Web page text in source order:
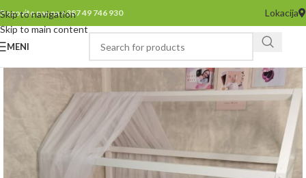
Skip to navigation
Skip to main content
Pozovite nas na +387 49 746 930 Lokacija
MENI